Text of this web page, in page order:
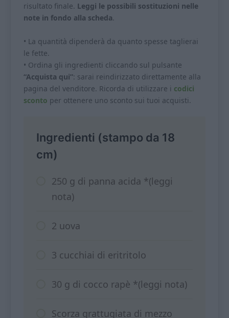
risultato finale. Leggi le possibili sostituzioni nelle
note in fondo alla scheda.
• La quantità dipenderà da quanto spesse taglierai
le fette.
• Ordina gli ingredienti cliccando sul pulsante
“Acquista qui”: sarai reindirizzato direttamente alla
pagina del venditore. Ricorda di utilizzare i codici
sconto per ottenere uno sconto sui tuoi acquisti.
Ingredienti (stampo da 18
cm)
250 g di panna acida *(leggi
nota)
2 uova
3 cucchiai di eritritolo
30 g di cocco rapè *(leggi nota)
Scorza grattugiata di mezzo